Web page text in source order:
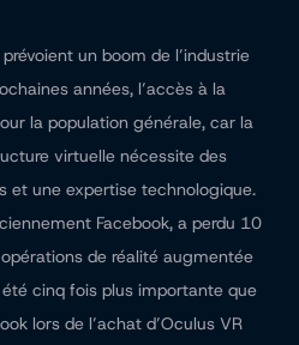
un boom de l’industrie
années, l’accès à la
la population générale, car la
virtuelle nécessite des
et une expertise technologique.
Facebook, a perdu 10
de réalité augmentée
cinq fois plus importante que
lors de l’achat d’Oculus VR